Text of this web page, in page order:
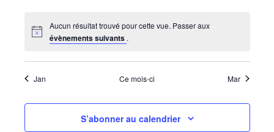
Aucun résultat trouvé pour cette vue. Passer aux
évènements suivants .
Jan Ce mois-ci Mar
S’abonner au calendrier